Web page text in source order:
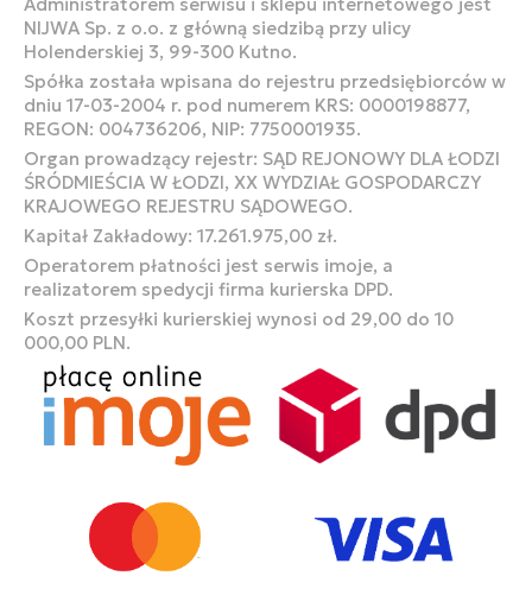
Administratorem serwisu i sklepu internetowego jest
NIJWA Sp. z o.o. z główną siedzibą przy ulicy
Holenderskiej 3, 99-300 Kutno.
Spółka została wpisana do rejestru przedsiębiorców w
dniu 17-03-2004 r. pod numerem KRS: 0000198877,
REGON: 004736206, NIP: 7750001935.
Organ prowadzący rejestr: SĄD REJONOWY DLA ŁODZI
ŚRÓDMIEŚCIA W ŁODZI, XX WYDZIAŁ GOSPODARCZY
KRAJOWEGO REJESTRU SĄDOWEGO.
Kapitał Zakładowy: 17.261.975,00 zł.
Operatorem płatności jest serwis imoje, a
realizatorem spedycji firma kurierska DPD.
Koszt przesyłki kurierskiej wynosi od 29,00 do 10
000,00 PLN.